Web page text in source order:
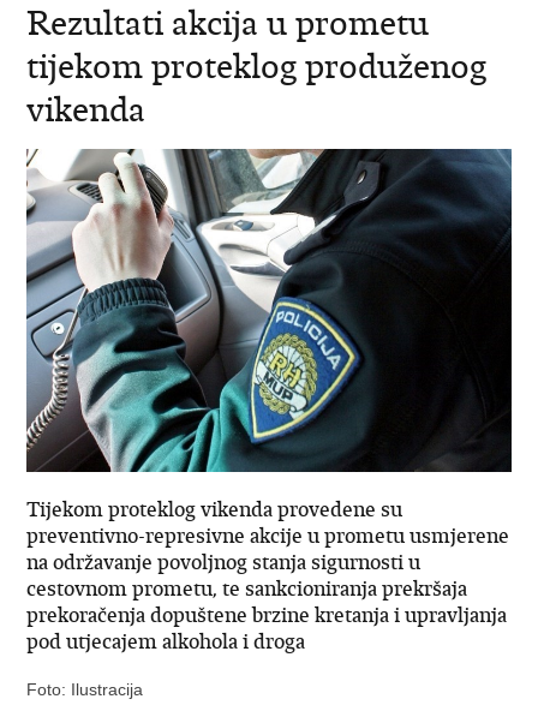
Rezultati akcija u prometu
tijekom proteklog produženog
vikenda
Tijekom proteklog vikenda provedene su
preventivno-represivne akcije u prometu usmjerene
na održavanje povoljnog stanja sigurnosti u
cestovnom prometu, te sankcioniranja prekršaja
prekoračenja dopuštene brzine kretanja i upravljanja
pod utjecajem alkohola i droga
Foto: Ilustracija